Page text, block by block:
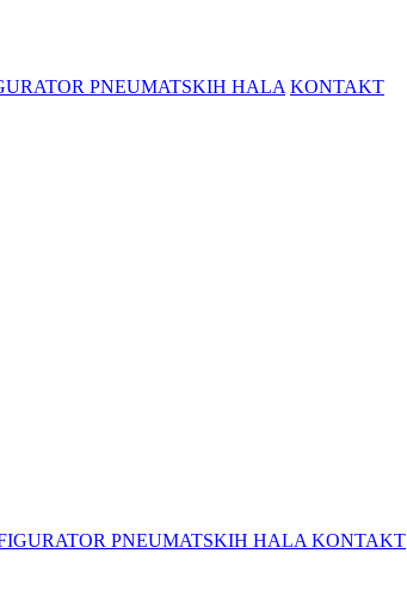
PNEUMATSKIH HALA KONTAKT
PNEUMATSKIH HALA KONTAKT